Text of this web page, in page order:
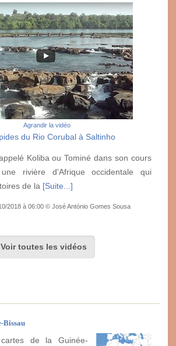
Agrandir la vidéo
du Rio Corubal à Saltinho
Koliba ou Tominé dans son cours
rivière d'Afrique occidentale qui
de la [Suite...]
2018 à 06:00 © José António Gomes Sousa
Voir toutes les vidéos
Bissau
de la Guinée-